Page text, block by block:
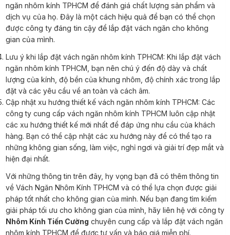
ngăn nhôm kính TPHCM để đánh giá chất lượng sản phẩm và
dịch vụ của họ. Đây là một cách hiệu quả để bạn có thể chọn
được công ty đáng tin cậy để lắp đặt vách ngăn cho không
gian của mình.
Lưu ý khi lắp đặt vách ngăn nhôm kính TPHCM: Khi lắp đặt vách
ngăn nhôm kính TPHCM, bạn nên chú ý đến độ dày và chất
lượng của kính, độ bền của khung nhôm, độ chính xác trong lắp
đặt và các yêu cầu về an toàn và cách âm.
Cập nhật xu hướng thiết kế vách ngăn nhôm kính TPHCM: Các
công ty cung cấp vách ngăn nhôm kính TPHCM luôn cập nhật
các xu hướng thiết kế mới nhất để đáp ứng nhu cầu của khách
hàng. Bạn có thể cập nhật các xu hướng này để có thể tạo ra
những không gian sống, làm việc, nghỉ ngơi và giải trí đẹp mắt và
hiện đại nhất.
Với những thông tin trên đây, hy vọng bạn đã có thêm thông tin
về Vách Ngăn Nhôm Kính TPHCM và có thể lựa chọn được giải
pháp tốt nhất cho không gian của mình. Nếu bạn đang tìm kiếm
giải pháp tối ưu cho không gian của mình, hãy liên hệ với công ty
Nhôm Kính Tiến Cường chuyên cung cấp và lắp đặt vách ngăn
nhôm kính TPHCM để được tư vấn và báo giá miễn phí.